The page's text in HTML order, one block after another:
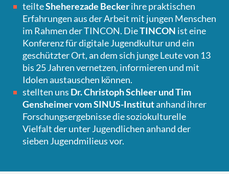
teilteSheherezade Beckerihre praktischen
Erfahrungen aus der Arbeit mit jungen Menschen
im Rahmen der TINCON. DieTINCON ist eine
Konferenz für digitale Jugendkultur und ein
geschützter Ort, an dem sich junge Leute von 13
bis 25 Jahren vernetzen, informieren und mit
Idolen austauschen können.
stellten uns Dr. Christoph Schleer und Tim
Gensheimer vom SINUS-Institutanhand ihrer
Forschungsergebnisse die soziokulturelle
Vielfalt der unter Jugendlichen anhand der
sieben Jugendmilieus vor.